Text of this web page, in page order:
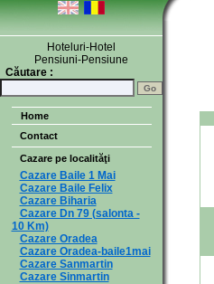
Hoteluri-Hotel
Pensiuni-Pensiune
Căutare :
Home
Contact
Cazare pe localităţi
Cazare Baile 1 Mai
Cazare Baile Felix
Cazare Biharia
Cazare Dn 79 (salonta -
10 Km)
Cazare Oradea
Cazare Oradea-baile1mai
Cazare Sanmartin
Cazare Sinmartin